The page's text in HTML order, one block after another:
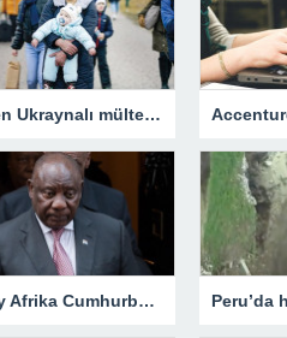
AB’den Ukraynalı mültecilere 1 yıl oturma izni – Dünya
Güney Afrika Cumhurbaşkanı Ramaphosa, Belçika Kralı Philippe ile görüştü